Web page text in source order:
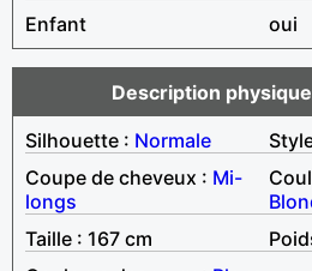
Enfant
oui
Description
Silhouette : Normale
Coupe de cheveux : Mi-
longs
Taille : 167 cm